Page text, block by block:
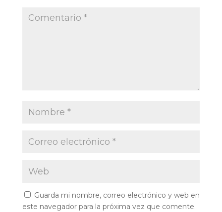
Guarda mi nombre, correo electrónico y web en
este navegador para la próxima vez que comente.